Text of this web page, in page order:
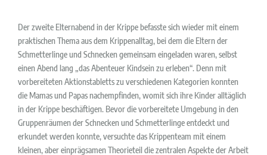
Der zweite Elternabend in der Krippe befasste sich wieder mit einem
praktischen Thema aus dem Krippenalltag, bei dem die Eltern der
Schmetterlinge und Schnecken gemeinsam eingeladen waren, selbst
einen Abend lang „das Abenteuer Kindsein zu erleben“. Denn mit
vorbereiteten Aktionstabletts zu verschiedenen Kategorien konnten
die Mamas und Papas nachempfinden, womit sich ihre Kinder alltäglich
in der Krippe beschäftigen. Bevor die vorbereitete Umgebung in den
Gruppenräumen der Schnecken und Schmetterlinge entdeckt und
erkundet werden konnte, versuchte das Krippenteam mit einem
kleinen, aber einprägsamen Theorieteil die zentralen Aspekte der Arbeit